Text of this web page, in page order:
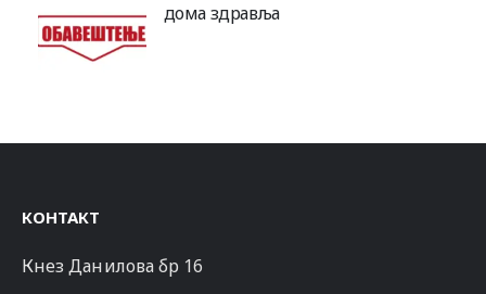
дома здравља
КОНТАКТ
Кнез Данилова бр 16